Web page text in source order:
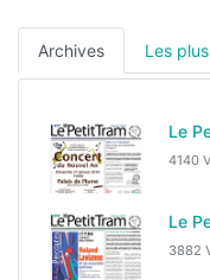
Archives Les
Le
4140
Le
3882